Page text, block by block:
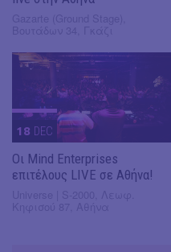
18 DEC
Οι Mind Enterprises
επιτέλους LIVE σε Αθήνα!